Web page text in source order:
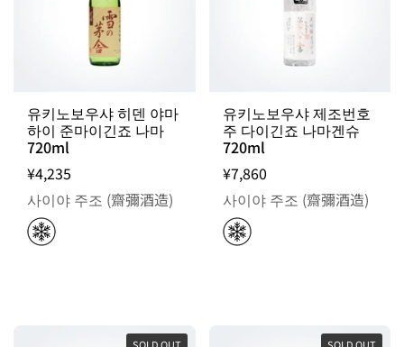
유키노보우샤 히덴 야마
하이 준마이긴죠 나마
720ml
¥4,235
사이야 주조 (齋彌酒造)
유키노보우샤 제조번호
주 다이긴죠 나마겐슈
720ml
¥7,860
사이야 주조 (齋彌酒造)